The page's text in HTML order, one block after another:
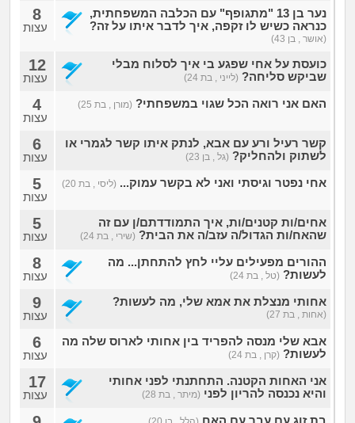
נער בן 13 "מתגופף" עם הכלבה המשפחתית,
כנראה כשיש לו זקפה, איך לדבר איתו על זה?
(אושר , בן 43)
8
עצות
כועסת על אחי שפגע בי איך לסלוח מבלי
שביקש סליחה? (לייני , בת 24)
12
עצות
האם אני רואה הכל שגוי במשפחתי? (מורן , בת 25) 4
עצות
קשר רעיל ורע עם אבא, לנתק איתו קשר לגמרי או
לשתוק ולהחליק? (גל , בן 23)
6
עצות
אחי נפטר וגיסתי ואני לא בקשר עמוק... (ליסי , בת 20) 5
עצות
אחים/ות קטנים/ות, איך התמודדתם/ן עם זה
שהאח/ות הגדול/ה עזב/ה את הבית? (שירי , בת 24)
5
עצות
ההורים מפעילים עליי לחץ להתחתן... מה
לעשות? (טל , בת 24)
8
עצות
אחותי מנצלת את אמא שלי, מה לעשות?
(אחות , בת 27)
9
עצות
אבא שלי מנסה להפריד בין אחותי לארוס שלה מה
לעשות? (קרן , בת 24)
6
עצות
אני האחות הקטנה. התחתנתי לפני אחותי
והיא נכנסה להריון לפני (מיתר , בת 28)
17
עצות
בת זוג עם עבר עם האח